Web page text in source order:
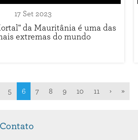
17 Set 2023
da Mauritânia é uma das
extremas do mundo
5 6 7 8 9 10 11 › »
Contato